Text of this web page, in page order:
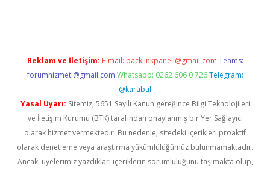
Reklam ve İletişim: E-mail: backlinkpaneli@gmail.com Teams:
forumhizmeti@gmail.com Whatsapp: 0262 606 0 726 Telegram:
@karabul
Yasal Uyarı: Sitemiz, 5651 Sayılı Kanun gereğince Bilgi Teknolojileri
ve İletişim Kurumu (BTK) tarafından onaylanmış bir Yer Sağlayıcı
olarak hizmet vermektedir. Bu nedenle, sitedeki içerikleri proaktif
olarak denetleme veya araştırma yükümlülüğümüz bulunmamaktadır.
Ancak, üyelerimiz yazdıkları içeriklerin sorumluluğunu taşımakta olup,